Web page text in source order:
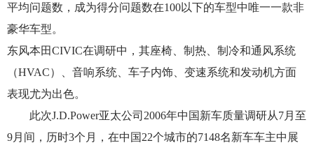
平均问题数，成为得分问题数在100以下的车型中唯一一款非
豪华车型。
东风本田CIVIC在调研中，其座椅、制热、制冷和通风系统
（HVAC）、音响系统、车子内饰、变速系统和发动机方面
表现尤为出色。
此次J.D.Power亚太公司2006年中国新车质量调研从7月至
9月间，历时3个月，在中国22个城市的7148名新车车主中展